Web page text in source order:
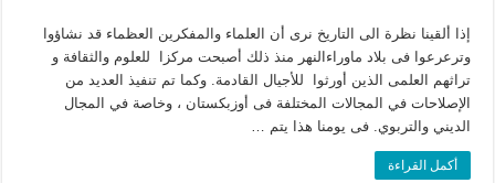
إذا ألقينا نظرة الى التاريخ نرى أن العلماء والمفكرين العظماء قد نشاؤوا
وترعرعوا فى بلاد ماوراءالنهر منذ ذلك أصبحت مركزا للعلوم والثقافة و
تراثهم العلمى الذين أورثوا للأجيال القادمة. وكما تم تنفيذ العديد من
الإصلاحات في المجالات المختلفة فى أوزبكستان ، وخاصة في المجال
الديني والتربوي. فى يومنا هذا يتم …
أكمل القراءة